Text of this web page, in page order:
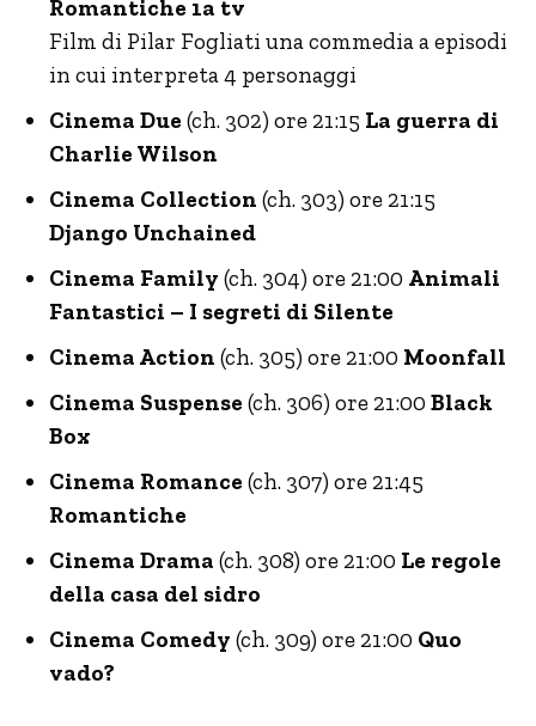
Romantiche 1a tv
Film di Pilar Fogliati una commedia a episodi
in cui interpreta 4 personaggi
Cinema Due (ch. 302) ore 21:15 La guerra di
Charlie Wilson
Cinema Collection (ch. 303) ore 21:15
Django Unchained
Cinema Family (ch. 304) ore 21:00 Animali
Fantastici – I segreti di Silente
Cinema Action (ch. 305) ore 21:00 Moonfall
Cinema Suspense (ch. 306) ore 21:00 Black
Box
Cinema Romance (ch. 307) ore 21:45
Romantiche
Cinema Drama (ch. 308) ore 21:00 Le regole
della casa del sidro
Cinema Comedy (ch. 309) ore 21:00 Quo
vado?